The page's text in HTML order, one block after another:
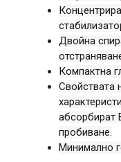
Двойна
Компактна
Свойствата
абсорбират
пробиване.
Минимално